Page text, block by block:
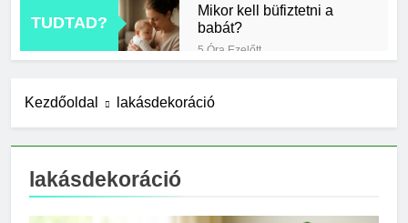
TUDTAD?
Mikor kell büfiztetni a
babát?
5 Óra Ezelőtt
13 Óra Ezelőtt
számolni?
Kezdőoldal lakásdekoráció
lakásdekoráció